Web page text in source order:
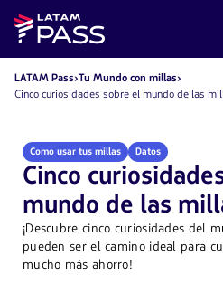
LATAM Pass Tu Mundo con millas
Cinco curiosidades sobre el mundo de las
Como usar tus millas Datos
Cinco
mundo de las
¡Descubre cinco curiosidades del
pueden ser el camino ideal para
mucho más ahorro!